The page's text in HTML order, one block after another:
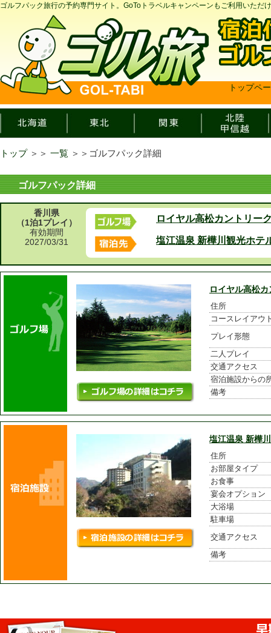
ゴルフパック旅行の予約専門サイト。GoToトラベルキャンペーンもご利用いただ
トップペ
トップ ＞＞ 一覧 ＞＞ ゴルフパック詳細
ゴルフパック詳細
香川県
（1泊1プレイ）
有効期間
2027/03/31
ロイヤル高松カントリー
塩江温泉 新樺川観光ホテ
ロイヤル高松
住所
コースレイアウ
プレイ形態
二人プレイ
交通アクセス
宿泊施設からの
備考
塩江温泉 新樺
住所
お部屋タイプ
お食事
宴会オプション
大浴場
駐車場
交通アクセス
備考